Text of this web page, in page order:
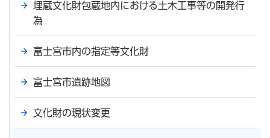
埋蔵文化財包蔵地内における土木工事等の開発行
為
富士宮市内の指定等文化財
富士宮市遺跡地図
文化財の現状変更